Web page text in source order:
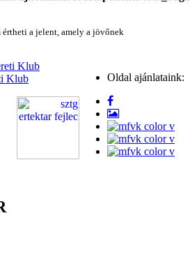
a jelent, amely a jövőnek
Oldal ajánlataink:
Klub